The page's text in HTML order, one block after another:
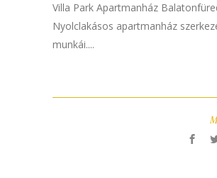
Villa Park Apartmanház
Nyolclakásos apartmanház
munkái....